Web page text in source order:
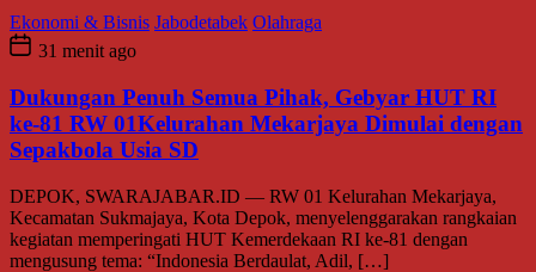
Ekonomi & Bisnis Jabodetabek Olahraga
31 menit ago
Dukungan Penuh Semua Pihak, Gebyar HUT RI
ke-81 RW 01Kelurahan Mekarjaya Dimulai dengan
Sepakbola Usia SD
DEPOK, SWARAJABAR.ID — RW 01 Kelurahan Mekarjaya,
Kecamatan Sukmajaya, Kota Depok, menyelenggarakan rangkaian
kegiatan memperingati HUT Kemerdekaan RI ke-81 dengan
mengusung tema: “Indonesia Berdaulat, Adil, […]